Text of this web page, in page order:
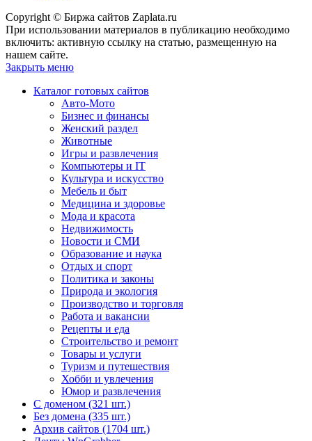
Copyright © Биржа сайтов Zaplata.ru
При использовании материалов в публикацию необходимо
включить: активную ссылку на статью, размещенную на
нашем сайте.
Закрыть меню
Каталог готовых сайтов
Авто-Мото
Бизнес и финансы
Женский раздел
Животные
Игры и развлечения
Компьютеры и IT
Культура и искусство
Мебель и быт
Медицина и здоровье
Мода и красота
Недвижимость
Новости и СМИ
Образование и наука
Отдых и спорт
Политика и законы
Природа и экология
Производство и торговля
Работа и вакансии
Рецепты и еда
Строительство и ремонт
Товары и услуги
Туризм и путешествия
Хобби и увлечения
Юмор и развлечения
С доменом (321 шт.)
Без домена (335 шт.)
Архив сайтов (1704 шт.)